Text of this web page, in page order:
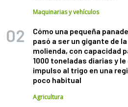
Maquinarias y vehículos
Cómo una pequeña
pasó a ser un gigante de la
molienda, con capacidad
1000 toneladas diarias y le
impulso al trigo en una
poco habitual
Agricultura